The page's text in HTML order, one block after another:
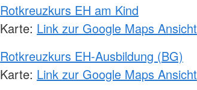
Rotkreuzkurs EH am Kind
Karte: Link zur Google Maps Ansicht
Rotkreuzkurs EH-Ausbildung (BG)
Karte: Link zur Google Maps Ansicht